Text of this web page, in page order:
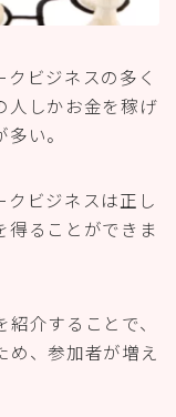
ビジネスの多く
人しかお金を稼げ
い。
クビジネスは正し
得ることができま
介することで、
、参加者が増え